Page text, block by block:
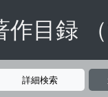
目録 （
詳細検索